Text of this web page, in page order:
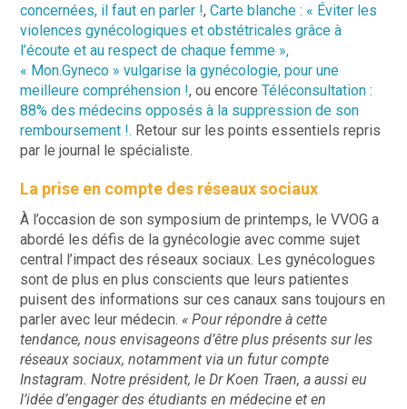
concernées, il faut en parler !,Carte blanche : « Éviter les
violences gynécologiques et obstétricales grâce à
l’écoute et au respect de chaque femme »,
« Mon.Gyneco » vulgarise la gynécologie, pour une
meilleure compréhension !, ou encoreTéléconsultation :
88% des médecins opposés à la suppression de son
remboursement !. Retour sur les points essentiels repris
par le journal le spécialiste.
La prise en compte des réseaux sociaux
À l’occasion de son symposium de printemps, le VVOG a
abordé les défis de la gynécologie avec comme sujet
central l’impact des réseaux sociaux. Les gynécologues
sont de plus en plus conscients que leurs patientes
puisent des informations sur ces canaux sans toujours en
parler avec leur médecin. « Pour répondre à cette
tendance, nous envisageons d’être plus présents sur les
réseaux sociaux, notamment via un futur compte
Instagram. Notre président, le Dr Koen Traen, a aussi eu
l’idée d’engager des étudiants en médecine et en